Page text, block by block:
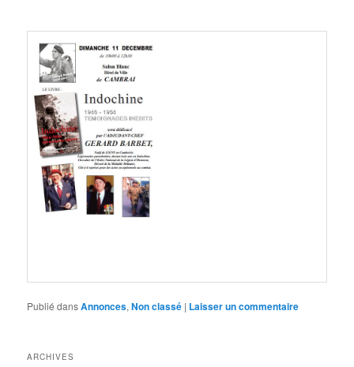
Publié dansAnnonces,Non classé | Laisser un commentaire
ARCHIVES